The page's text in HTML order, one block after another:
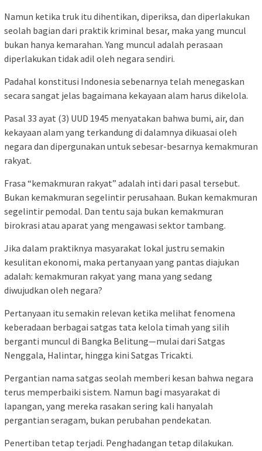
Namun ketika truk itu dihentikan, diperiksa, dan diperlakukan
seolah bagian dari praktik kriminal besar, maka yang muncul
bukan hanya kemarahan. Yang muncul adalah perasaan
diperlakukan tidak adil oleh negara sendiri.
Padahal konstitusi Indonesia sebenarnya telah menegaskan
secara sangat jelas bagaimana kekayaan alam harus dikelola.
Pasal 33 ayat (3) UUD 1945 menyatakan bahwa bumi, air, dan
kekayaan alam yang terkandung di dalamnya dikuasai oleh
negara dan dipergunakan untuk sebesar-besarnya kemakmuran
rakyat.
Frasa “kemakmuran rakyat” adalah inti dari pasal tersebut.
Bukan kemakmuran segelintir perusahaan. Bukan kemakmuran
segelintir pemodal. Dan tentu saja bukan kemakmuran
birokrasi atau aparat yang mengawasi sektor tambang.
Jika dalam praktiknya masyarakat lokal justru semakin
kesulitan ekonomi, maka pertanyaan yang pantas diajukan
adalah: kemakmuran rakyat yang mana yang sedang
diwujudkan oleh negara?
Pertanyaan itu semakin relevan ketika melihat fenomena
keberadaan berbagai satgas tata kelola timah yang silih
berganti muncul di Bangka Belitung—mulai dari Satgas
Nenggala, Halintar, hingga kini Satgas Tricakti.
Pergantian nama satgas seolah memberi kesan bahwa negara
terus memperbaiki sistem. Namun bagi masyarakat di
lapangan, yang mereka rasakan sering kali hanyalah
pergantian seragam, bukan perubahan pendekatan.
Penertiban tetap terjadi. Penghadangan tetap dilakukan.